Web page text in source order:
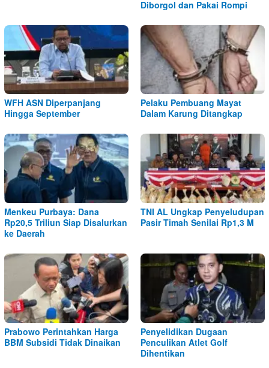
Diborgol dan Pakai Rompi
WFH ASN Diperpanjang
Hingga September
Pelaku Pembuang Mayat
Dalam Karung Ditangkap
Menkeu Purbaya: Dana
Rp20,5 Triliun Siap Disalurkan
ke Daerah
TNI AL Ungkap Penyeludupan
Pasir Timah Senilai Rp1,3 M
Prabowo Perintahkan Harga
BBM Subsidi Tidak Dinaikan
Penyelidikan Dugaan
Penculikan Atlet Golf
Dihentikan